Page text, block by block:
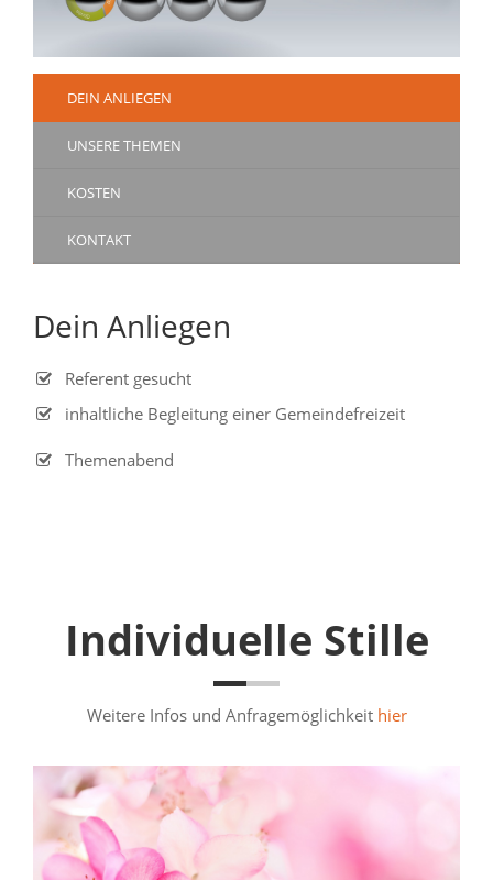
DEIN ANLIEGEN
UNSERE THEMEN
KOSTEN
KONTAKT
Dein Anliegen
Referent gesucht
inhaltliche Begleitung einer Gemeindefreizeit
Themenabend
Individuelle Stille
Weitere Infos und Anfragemöglichkeit hier